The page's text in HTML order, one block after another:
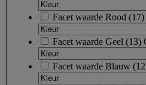
Facet waarde Rood (17)
Facet waarde Geel (13)
Facet waarde Blauw (12